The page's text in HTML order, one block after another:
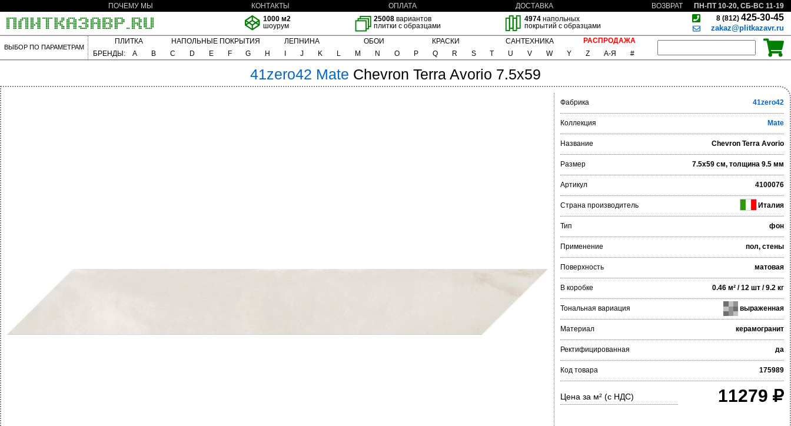
ПОЧЕМУ МЫ КОНТАКТЫ ОПЛАТА ДОСТАВКА ВОЗВРАТ
ПН-ПТ 10-20, СБ-ВС 11-19
1000 м2
шоурум
25008 вариантов
плитки с образцами
4974напольных
покрытий с образцами
8 (812) 425-30-45
zakaz@plitkazavr.ru
ВЫБОР ПО ПАРАМЕТРАМ
ПЛИТКА НАПОЛЬНЫЕ ПОКРЫТИЯ ЛЕПНИНА ОБОИ КРАСКИ САНТЕХНИКА
РАСПРОДАЖА
БРЕНДЫ:
A B C D E F G H J K L M N O P Q R S T U V W Y Z А-Я #
41zero42 Mate Chevron Terra Avorio 7.5x59
Фабрика 41zero42
Коллекция Mate
Название Chevron Terra Avorio
Размер 7.5x59 см, толщина 9.5 мм
Артикул 4100076
Страна производитель Италия
Тип фон
Применение пол, стены
Поверхность матовая
В коробке 0.46 м² / 12 шт / 9.2 кг
Тональная вариация выраженная
Материал керамогранит
Ректифицированная да
Код товара 175989
Цена за м² (с НДС) 11279